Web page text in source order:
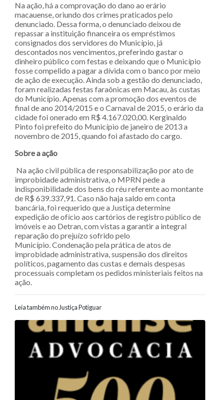
Na ação, há a comprovação do dano ao erário
macauense, oriundo dos crimes praticados pelo
denunciado. Dessa forma, o denunciado deixou de
repassar a instituição financeira os empréstimos
consignados dos servidores do Município, já
descontados nos vencimentos, preferindo gastar o
dinheiro público com festas e deixando que o Município
fosse compelido a pagar a dívida com o banco por meio
de ação de execução. Ainda sob a gestão do denunciado,
foram realizadas festas faraônicas em Macau, às custas
do Município. Apenas com a promoção dos eventos de
final de ano 2014/2015 e o Carnaval de 2015, o erário da
cidade foi onerado em R$ 4.167.020,00. Kerginaldo
Pinto foi prefeito do Município de janeiro de 2013 a
novembro de 2015, quando foi afastado do cargo.
Sobre a ação
Na ação civil pública de responsabilização por ato de
improbidade administrativa, o MPRN pede a
indisponibilidade dos bens do réu referente ao montante
de R$ 639.337,91. Caso não haja saldo em conta
bancária, foi requerido que a Justiça determine
expedição de ofício aos cartórios de registro público de
imóveis e ao Detran, com vistas a garantir a integral
reparação do prejuízo sofrido pelo
Município. Condenação pela prática de atos de
improbidade administrativa, suspensão dos direitos
políticos, pagamento das custas e demais despesas
processuais completam os pedidos ministeriais feitos na
ação.
Leia também no Justiça Potiguar
Navegação entre posts